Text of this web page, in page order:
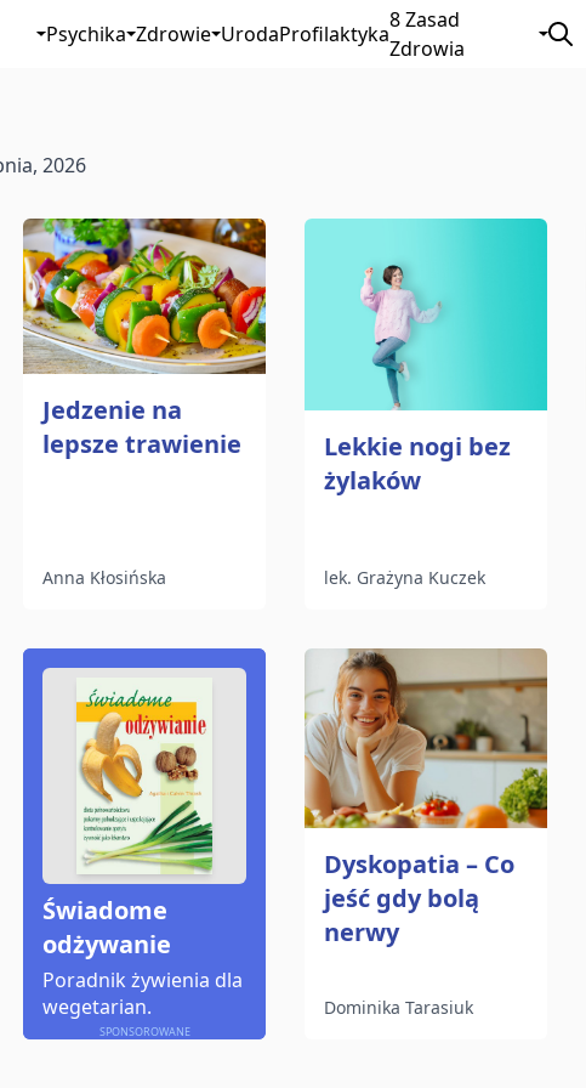
Psychika Zdrowie UrodaProfilaktyka
8 Zasad
Zdrowia
2026
Jedzenie na
lepsze trawienie
Anna Kłosińska
Lekkie nogi bez
żylaków
lek. Grażyna Kuczek
Świadome
odżywanie
Poradnik żywienia dla
wegetarian.
SPONSOROWANE
Dyskopatia – Co
jeść gdy bolą
nerwy
Dominika Tarasiuk